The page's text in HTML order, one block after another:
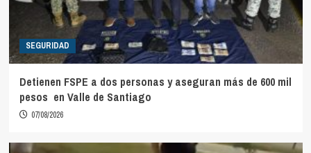
SEGURIDAD
Detienen FSPE a dos personas y aseguran más de 600 mil
pesos en Valle de Santiago
07/08/2026